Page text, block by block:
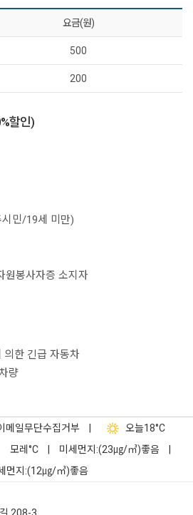
요금(원)
500
200
할인)
민/19세 미만)
원봉사자증 소지자
의한 긴급 자동차
량
메일무단수집거부 오늘18°C
모레 °C 미세먼지:(23㎍/㎥)좋음
먼지:(12㎍/㎥)좋음
208-3